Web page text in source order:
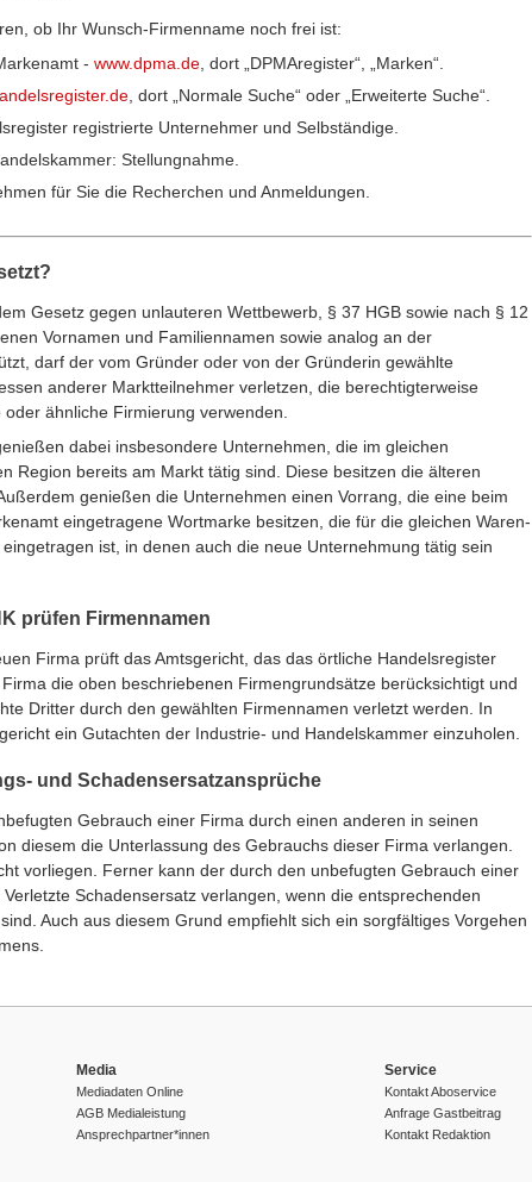
ob Ihr Wunsch-Firmenname noch frei ist:
- www.dpma.de, dort „DPMAregister“, „Marken“.
, dort „Normale Suche“ oder „Erweiterte Suche“.
registrierte Unternehmer und Selbständige.
Stellungnahme.
für Sie die Recherchen und Anmeldungen.
Gesetz gegen unlauteren Wettbewerb, § 37 HGB sowie nach § 12
Vornamen und Familiennamen sowie analog an der
darf der vom Gründer oder von der Gründerin gewählte
anderer Marktteilnehmer verletzen, die berechtigterweise
ähnliche Firmierung verwenden.
dabei insbesondere Unternehmen, die im gleichen
Region bereits am Markt tätig sind. Diese besitzen die älteren
genießen die Unternehmen einen Vorrang, die eine beim
eingetragene Wortmarke besitzen, die für die gleichen Waren-
ist, in denen auch die neue Unternehmung tätig sein
prüfen Firmennamen
Firma prüft das Amtsgericht, das das örtliche Handelsregister
die oben beschriebenen Firmengrundsätze berücksichtigt und
Dritter durch den gewählten Firmennamen verletzt werden. In
ein Gutachten der Industrie- und Handelskammer einzuholen.
und Schadensersatzansprüche
Gebrauch einer Firma durch einen anderen in seinen
diesem die Unterlassung des Gebrauchs dieser Firma verlangen.
vorliegen. Ferner kann der durch den unbefugten Gebrauch einer
Schadensersatz verlangen, wenn die entsprechenden
Auch aus diesem Grund empfiehlt sich ein sorgfältiges Vorgehen
Media
Mediadaten Online
AGB Medialeistung
Ansprechpartner*innen
Service
Kontakt Aboservice
Anfrage Gastbeitrag
Kontakt Redaktion